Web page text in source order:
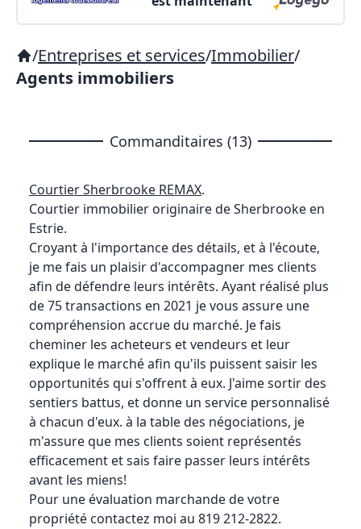
/Entreprises et services/Immobilier/
Agents immobiliers
Commanditaires (13)
Courtier Sherbrooke REMAX.
Courtier immobilier originaire de Sherbrooke en
Estrie.
Croyant à l'importance des détails, et à l'écoute,
je me fais un plaisir d'accompagner mes clients
afin de défendre leurs intérêts. Ayant réalisé plus
de 75 transactions en 2021 je vous assure une
compréhension accrue du marché. Je fais
cheminer les acheteurs et vendeurs et leur
explique le marché afin qu'ils puissent saisir les
opportunités qui s'offrent à eux. J'aime sortir des
sentiers battus, et donne un service personnalisé
à chacun d'eux. à la table des négociations, je
m'assure que mes clients soient représentés
efficacement et sais faire passer leurs intérêts
avant les miens!
Pour une évaluation marchande de votre
propriété contactez moi au 819 212-2822.